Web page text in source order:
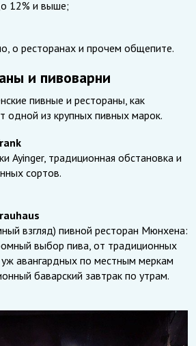
12% и выше;
о ресторанах и прочем общепите.
и пивоварни
пивные и рестораны, как
одной из крупных пивных марок.
Ayinger, традиционная обстановка и
сортов.
взгляд) пивной ресторан Мюнхена:
выбор пива, от традиционных
авангардных по местным меркам
баварский завтрак по утрам.